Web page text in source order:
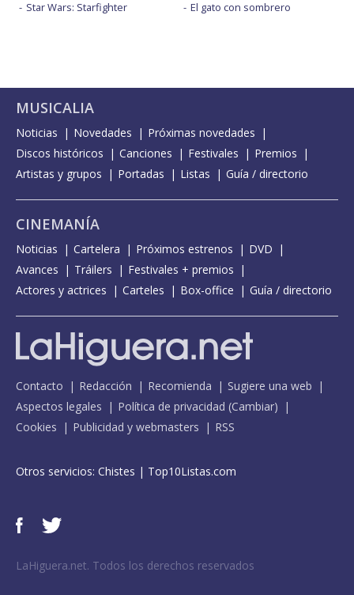
Star Wars: Starfighter
El gato con sombrero
MUSICALIA
Noticias Novedades
Próximas novedades
Discos históricos
Canciones Festivales
Premios
Artistas y grupos
Portadas Listas Guía / directorio
CINEMANÍA
Noticias Cartelera Próximos estrenos
DVD
Avances
Tráilers
Festivales + premios
Actores y actrices
Carteles Box-office Guía / directorio
Contacto Redacción Recomienda
Sugiere una web
Aspectos legales
Política de privacidad (Cambiar)
Cookies
Publicidad y webmasters RSS
Otros servicios: Chistes | Top10Listas.com
LaHiguera.net. Todos los derechos reservados